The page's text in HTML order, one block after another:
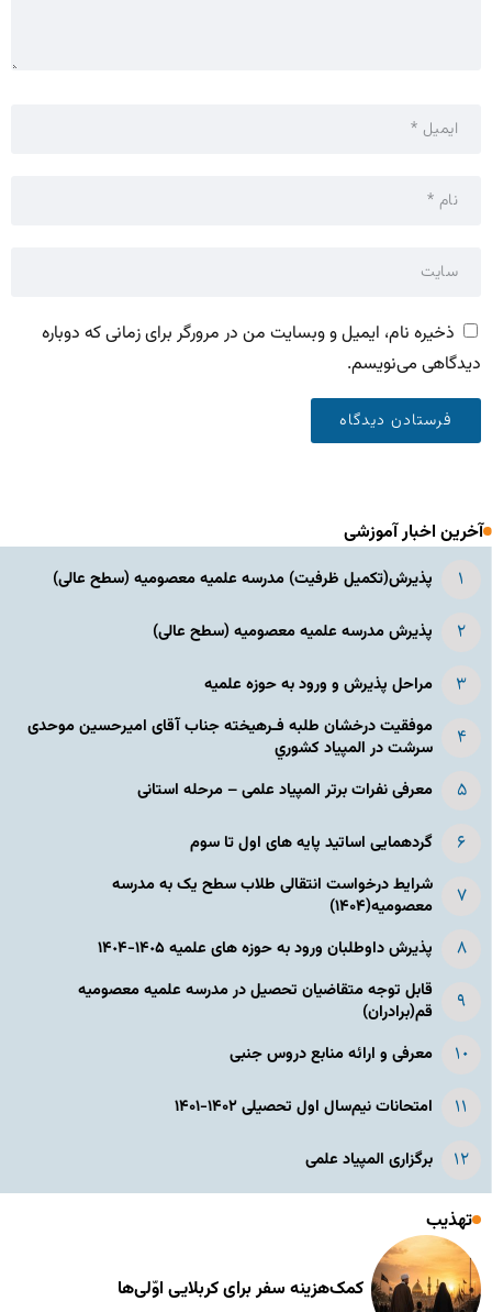
ذخیره نام، ایمیل و وبسایت من در مرورگر برای زمانی که دوباره
دیدگاهی می‌نویسم.
آخرین اخبار آموزشی
پذیرش(تکمیل ظرفیت) مدرسه علمیه معصومیه‌ (سطح عالی)
پذیرش مدرسه علمیه معصومیه‌ (سطح عالی)
مراحل پذیرش و ورود به حوزه علمیه
موفقیت درخشان طلبه فـرهیخته جناب آقای امیرحسین موحدی
سرشت در المپياد كشوري
معرفی نفرات برتر المپیاد علمی – مرحله استانی
گردهمایی اساتید پایه های اول تا سوم
شرایط درخواست انتقالی طلاب سطح یک به مدرسه
معصومیه(۱۴۰۴)
پذیرش داوطلبان ورود به حوزه های علمیه ١۴٠۵-١۴٠۴
قابل توجه متقاضیان تحصیل در مدرسه علمیه معصومیه
قم(برادران)
معرفی و ارائه منابع دروس جنبی
امتحانات نیم‌سال اول تحصیلی ۱۴۰۲-۱۴۰۱
برگزاری المپیاد علمی
تهذیب
کمک‌هزینه سفر برای کربلایی اوّلی‌ها